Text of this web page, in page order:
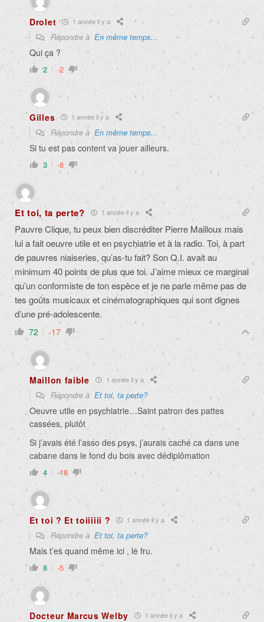
Drolet 1 année il y a
Répondre à En même temps...
Qui ça ?
2 -2
Gilles 1 année il y a
Répondre à En même temps...
Si tu est pas content va jouer ailleurs.
3 -8
Et toi, ta perte? 1 année il y a
Pauvre Clique, tu peux bien discréditer Pierre Mailloux mais
lui a fait oeuvre utile et en psychiatrie et à la radio. Toi, à part
de pauvres niaiseries, qu’as-tu fait? Son Q.I. avait au
minimum 40 points de plus que toi. J’aime mieux ce marginal
qu’un conformiste de ton espèce et je ne parle même pas de
tes goûts musicaux et cinématographiques qui sont dignes
d’une pré-adolescente.
72 -17
Maillon faible 1 année il y a
Répondre à Et toi, ta perte?
Oeuvre utile en psychiatrie…Saint patron des pattes
cassées, plutôt
Si j’avais été l’asso des psys, j’aurais caché ca dans une
cabane dans le fond du bois avec dédiplômation
4 -18
Et toi ? Et toiiiiii ? 1 année il y a
Répondre à Et toi, ta perte?
Mais t’es quand même ici , le fru.
8 -5
Docteur Marcus Welby 1 année il y a